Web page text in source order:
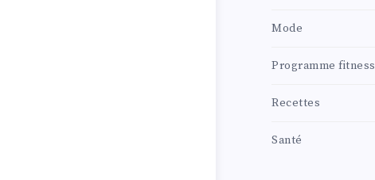
Mode
Programme fitness
Recettes
Santé